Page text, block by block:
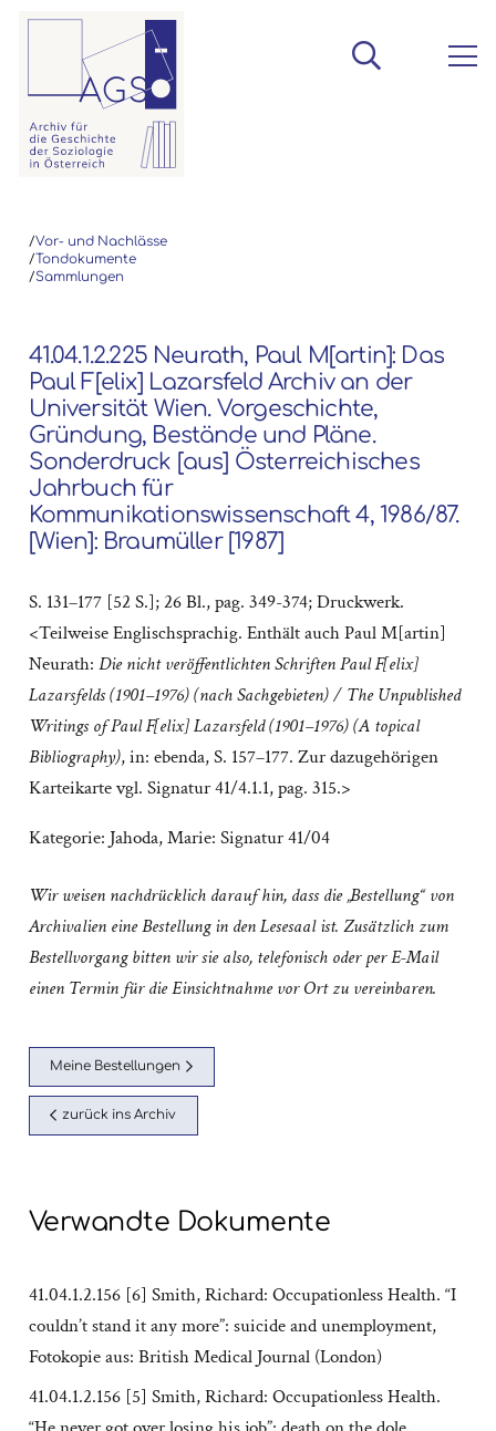
/Vor- und Nachlässe
/Tondokumente
/Sammlungen
41.04.1.2.225 Neurath, Paul M[artin]: Das
Paul F[elix] Lazarsfeld Archiv an der
Universität Wien. Vorgeschichte,
Gründung, Bestände und Pläne.
Sonderdruck [aus] Österreichisches
Jahrbuch für
Kommunikationswissenschaft 4, 1986/87.
[Wien]: Braumüller [1987]
S. 131–177 [52 S.]; 26 Bl., pag. 349-374; Druckwerk.
<Teilweise Englischsprachig. Enthält auch Paul M[artin]
Neurath: Die nicht veröffentlichten Schriften Paul F[elix]
Lazarsfelds (1901–1976) (nach Sachgebieten) / The Unpublished
Writings of Paul F[elix] Lazarsfeld (1901–1976) (A topical
Bibliography), in: ebenda, S. 157–177. Zur dazugehörigen
Karteikarte vgl. Signatur 41/4.1.1, pag. 315.>
Kategorie: Jahoda, Marie: Signatur 41/04
Wir weisen nachdrücklich darauf hin, dass die „Bestellung“ von
Archivalien eine Bestellung in den Lesesaal ist. Zusätzlich zum
Bestellvorgang bitten wir sie also, telefonisch oder per E-Mail
einen Termin für die Einsichtnahme vor Ort zu vereinbaren.
Meine Bestellungen
zurück ins Archiv
Verwandte Dokumente
41.04.1.2.156 [6] Smith, Richard: Occupationless Health. “I
couldn’t stand it any more”: suicide and unemployment,
Fotokopie aus: British Medical Journal (London)
41.04.1.2.156 [5] Smith, Richard: Occupationless Health.